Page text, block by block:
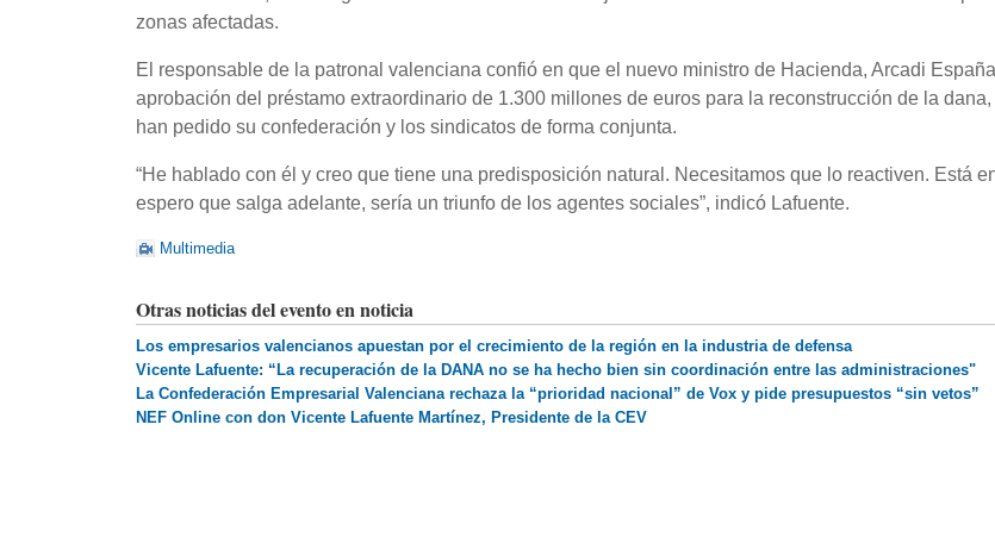
zonas afectadas.
El responsable de la patronal valenciana confió en que el nuevo ministro de Hacienda, Arcadi
aprobación del préstamo extraordinario de 1.300 millones de euros para la reconstrucción de la
han pedido su confederación y los sindicatos de forma conjunta.
“He hablado con él y creo que tiene una predisposición natural. Necesitamos que lo reactiven. Está
espero que salga adelante, sería un triunfo de los agentes sociales”, indicó Lafuente.
Multimedia
Otras noticias del evento en noticia
Los empresarios valencianos apuestan por el crecimiento de la región en la industria de defensa
Vicente Lafuente: “La recuperación de la DANA no se ha hecho bien sin coordinación entre las administraciones"
La Confederación Empresarial Valenciana rechaza la “prioridad nacional” de Vox y pide presupuestos “sin vetos”
NEF Online con don Vicente Lafuente Martínez, Presidente de la CEV